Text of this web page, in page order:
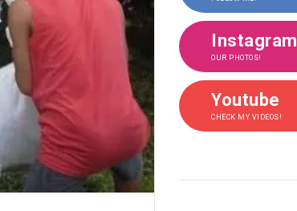
Instagram
OUR PHOTOS!
Youtube
CHECK MY VIDEOS!